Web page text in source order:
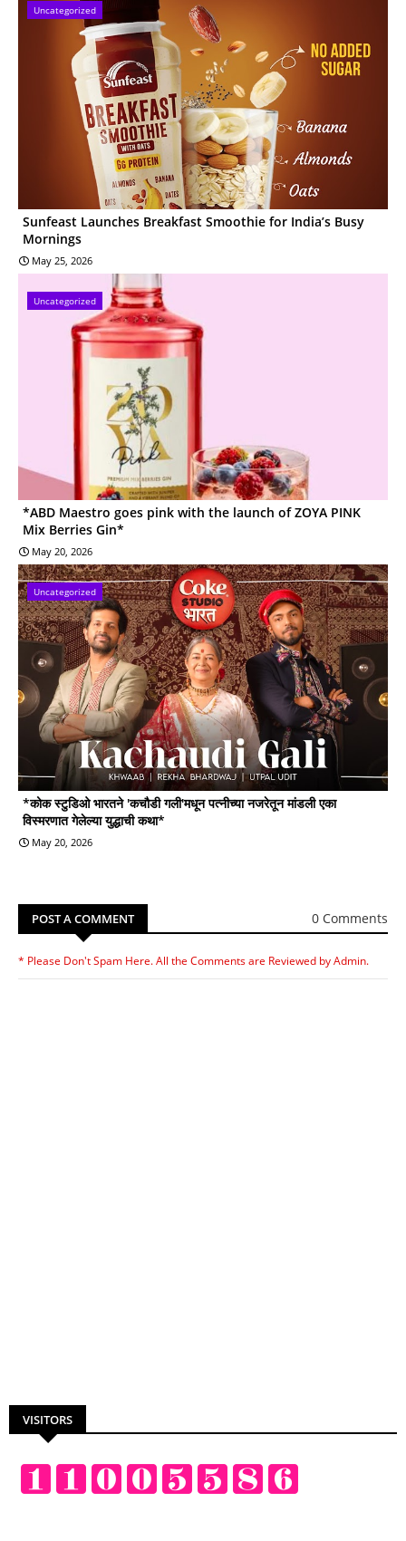
Uncategorized
Sunfeast Launches Breakfast Smoothie for India’s Busy
Mornings
May 25, 2026
Uncategorized
*ABD Maestro goes pink with the launch of ZOYA PINK
Mix Berries Gin*
May 20, 2026
Uncategorized
*कोक स्टुडिओ भारतने 'कचौडी गली'मधून पत्नीच्या नजरेतून मांडली एका
विस्मरणात गेलेल्या युद्धाची कथा*
May 20, 2026
POST A COMMENT 0 Comments
* Please Don't Spam Here. All the Comments are Reviewed by Admin.
VISITORS